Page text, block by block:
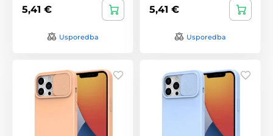
5,41 €
Usporedba
5,41 €
Usporedba